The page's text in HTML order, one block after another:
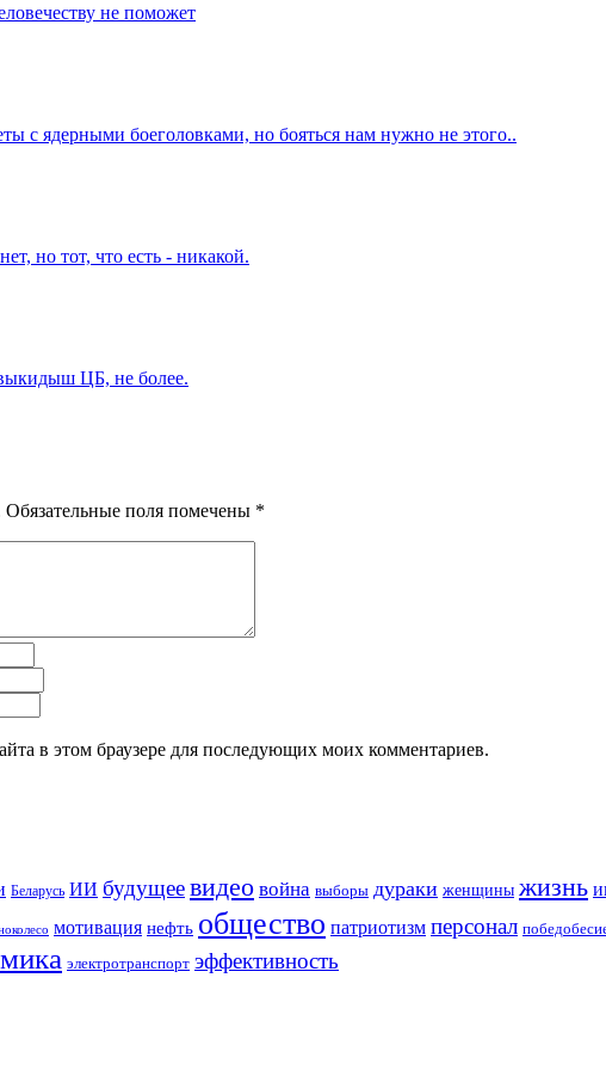
не поможет
с ядерными боеголовками, но бояться нам нужно не этого..
но тот, что есть - никакой.
ЦБ, не более.
Обязательные поля помечены *
в этом браузере для последующих моих комментариев.
Беларусь ИИ будущеевидео война выборы дураки женщины жизнь
мотивация нефть общество патриотизм персонал
электротранспорт эффективность